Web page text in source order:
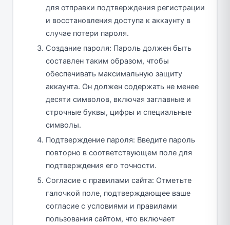
для отправки подтверждения регистрации
и восстановления доступа к аккаунту в
случае потери пароля.
Создание пароля: Пароль должен быть
составлен таким образом, чтобы
обеспечивать максимальную защиту
аккаунта. Он должен содержать не менее
десяти символов, включая заглавные и
строчные буквы, цифры и специальные
символы.
Подтверждение пароля: Введите пароль
повторно в соответствующем поле для
подтверждения его точности.
Согласие с правилами сайта: Отметьте
галочкой поле, подтверждающее ваше
согласие с условиями и правилами
пользования сайтом, что включает